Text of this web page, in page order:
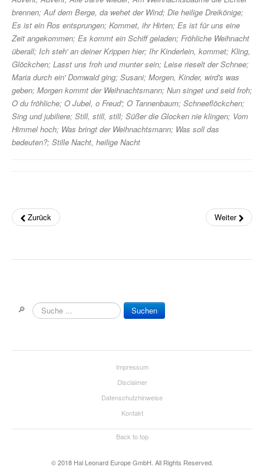
John Wesley Schaum
Gitarre (A- & E-)
Fit For Guitar
Andreas Schumann Gitarrenmethode
Schlagzeug & Percussion
Drums Easy - Tom Hapke
Die Sevcik-Methode
Kontrabass
Songbooks
brennen; Auf dem Berge, da wehet der Wind; Die heilige Dreikönige;
Es ist ein Ros entsprungen; Kommet, ihr Hirten; Es ist für uns eine
Zeit angekommen; Es kommt ein Schiff geladen; Fröhliche Weihnacht
überall; Ich steh' an deiner Krippen hier; Ihr Kinderlein, kommet; Kling,
Glöckchen; Lasst uns froh und munter sein; Leise rieselt der Schnee;
Maria durch ein' Dornwald ging; Susani; Morgen, Kinder, wird's was
geben; Morgen kommt der Weihnachtsmann; Nun singet und seid froh;
O du fröhliche; O Jubel, o Freud'; O Tannenbaum; Schneeflöckchen;
Sing und jubiliere; Still, still, still; Süßer die Glocken nie klingen; Vom
Himmel hoch; Was bringt der Weihnachtsmann; Was soll das
bedeuten?; Stille Nacht, heilige Nacht
Zurück Weiter
🔎 Suchen
Impressum
Disclaimer
Datenschutzhinweise
Kontakt
Back to top
© 2018 Hal Leonard Europe GmbH. All Rights Reserved.